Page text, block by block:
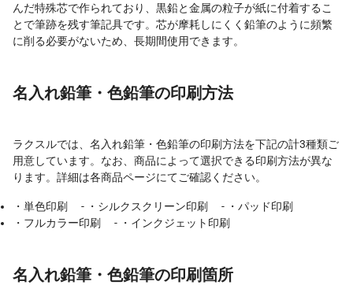
んだ特殊芯で作られており、黒鉛と金属の粒子が紙に付着するこ
とで筆跡を残す筆記具です。芯が摩耗しにくく鉛筆のように頻繁
に削る必要がないため、長期間使用できます。
名入れ鉛筆・色鉛筆の印刷方法
ラクスルでは、名入れ鉛筆・色鉛筆の印刷方法を下記の計3種類ご
用意しています。なお、商品によって選択できる印刷方法が異な
ります。詳細は各商品ページにてご確認ください。
・単色印刷 - ・シルクスクリーン印刷 - ・パッド印刷
・フルカラー印刷 - ・インクジェット印刷
名入れ鉛筆・色鉛筆の印刷箇所